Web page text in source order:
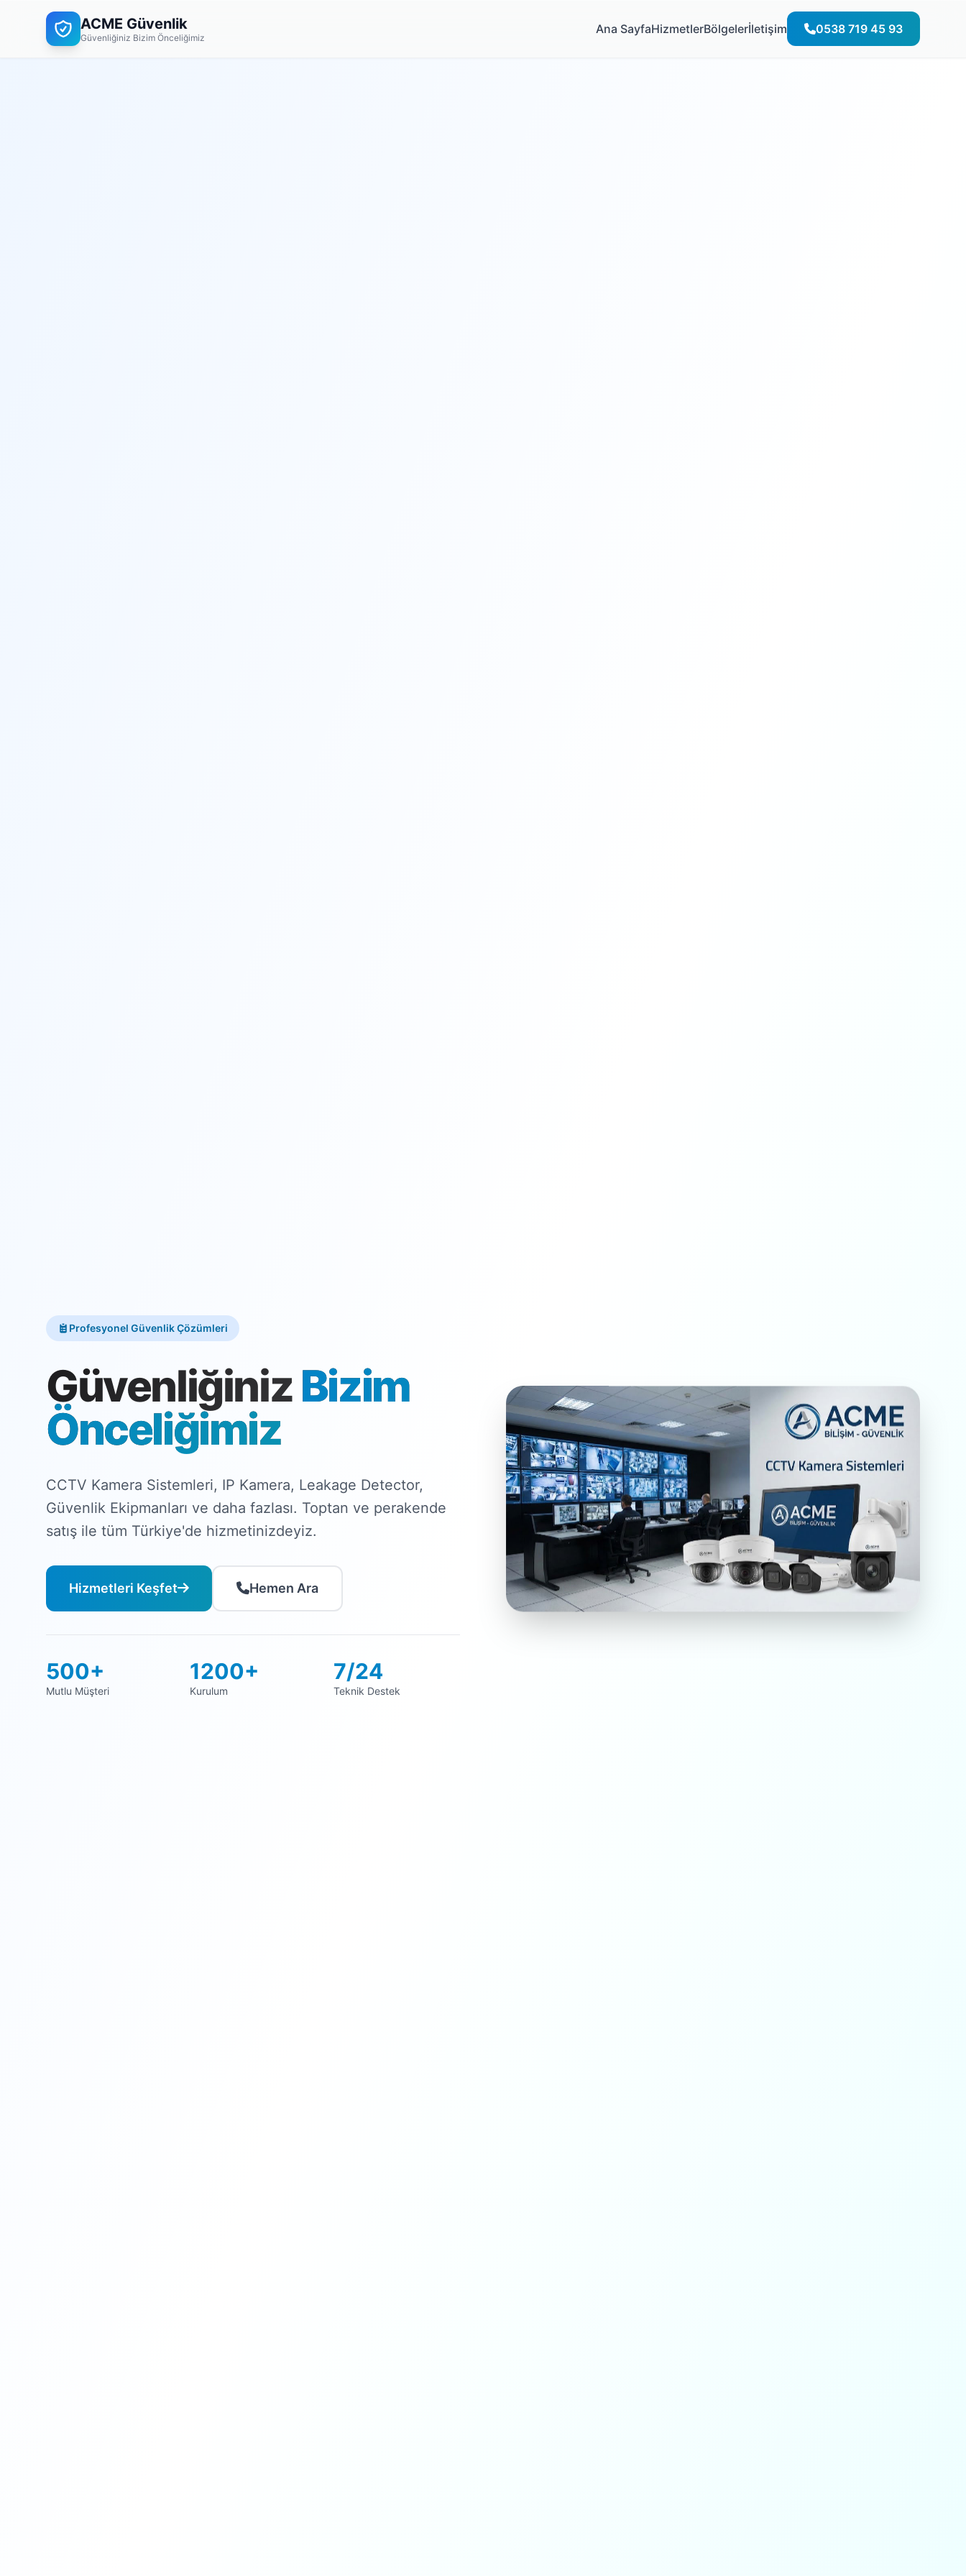
ACME Güvenlik
Güvenliğiniz Bizim Önceliğimiz
Ana SayfaHizmetlerBölgelerİletişim 0538 719 45 93
Profesyonel Güvenlik Çözümleri
GüvenliğinizBizim
Önceliğimiz
CCTV Kamera Sistemleri, IP Kamera, Leakage Detector,
Güvenlik Ekipmanları ve daha fazlası. Toptan ve perakende
satış ile tüm Türkiye'de hizmetinizdeyiz.
Hizmetleri Keşfet Hemen Ara
500+
Mutlu Müşteri
1200+
Kurulum
7/24
Teknik Destek